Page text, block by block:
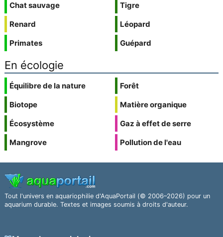
Chat sauvage
Renard
Primates
Tigre
Léopard
Guépard
En écologie
Équilibre de la nature
Biotope
Écosystème
Mangrove
Forêt
Matière organique
Gaz à effet de serre
Pollution de l'eau
Tout l'univers en aquariophilie d'AquaPortail (© 2006–2026) pour un
aquarium durable. Textes et images soumis à droits d'auteur.